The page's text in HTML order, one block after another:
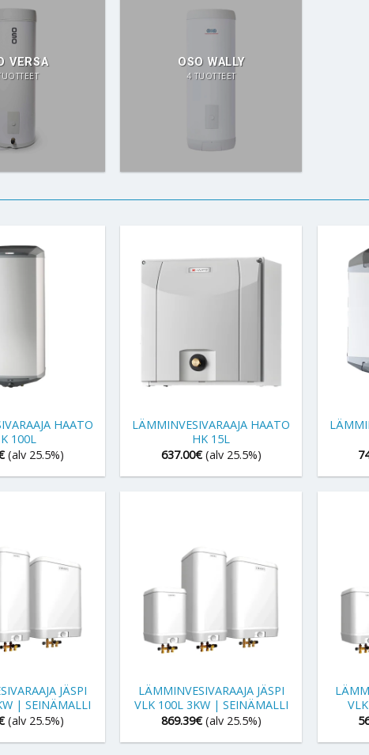
VERSA OSO WALLY
4 TUOTTEET
HAATO
100L
(alv 25.5%)
LÄMMINVESIVARAAJA HAATO
HK 15L
637.00€ (alv 25.5%)
JÄSPI
| SEINÄMALLI
(alv 25.5%)
LÄMMINVESIVARAAJA JÄSPI
VLK 100L 3KW | SEINÄMALLI
869.39€ (alv 25.5%)